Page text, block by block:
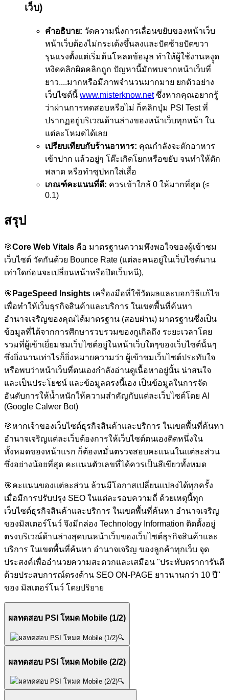
เว็บ)
คำอธิบาย: วัดความนิ่งการเลื่อนขยับของหน้าเว็บ
หน้าเว็บต้องไม่กระเด้งขึ้นลงและปัดซ้ายปัดขวา
รุนแรงตั้งแต่เริ่มต้นโหลดข้อมูล ทำให้ผู้ใช้งานหงุุด
หงิดคลิกผิดคลิกถูก ปัญหานี้มักพบจากหน้าเว็บที่
ยาว....มากหรือมีภาพจำนวนมากมาย ยกตัวอย่าง
เว็บไซต์นี้ www.misterknow.netซึ่งหากคุณอยากรู้
ว่าผ่านการทดสอบหรือไม่ ก็คลิกปุ่ม PSI Test ที่
ปรากฏอยู่บริเวณด้านล่างของหน้าเว็บทุกหน้า ใน
แต่ละโหมดได้เลย
เปรียบเทียบกับร้านอาหาร: คุณกำลังจะตักอาหาร
เข้าปาก แล้วอยู่ๆ โต๊ะเกิดโยกหรือขยับ จนทำให้ตัก
พลาด หรือทำซุปหกใส่เสื้อ
เกณฑ์คะแนนที่ดี: ควรเข้าใกล้ 0 ให้มากที่สุด (≤
0.1)
สรุป
🎯Core Web Vitals คือ มาตรฐานความพึงพอใจของผู้เข้าชม
เว็บไซต์ วัดกันด้วย Bounce Rate (แต่ละคนอยู่ในเว็บไซต์นาน
เท่าใดก่อนจะเปลี่ยนหน้าหรือปิดเว็บหนี),
🎯 PageSpeed Insights เครื่องมือที่ใช้วัดผลและบอกวิธีแก้ไข
เพื่อทำให้เว็บธุรกิจสินค้าและบริการ ในเขตพื้นที่ค้นหา
อำนาจเจริญของคุณได้มาตรฐาน (สอบผ่าน) มาตรฐานซึ่งเป็น
ข้อมูลที่ได้จากการศึกษารวบรวมของกูเกิลถึง ระยะเวลาโดย
รวมที่ผู้เข้าเยี่ยมชมเว็บไซต์อยู่ในหน้าเว็บใดๆของเว็บไซต์นั้นๆ
ซึ่งยิ่งนานเท่าไรก็ยิ่งหมายความว่า ผู้เข้าชมเว็บไซต์ประทับใจ
หรือพบว่าหน้าเว็บที่ตนเองกำลังอ่านดูเนื้อหาอยู่นั้น น่าสนใจ
และเป็นประโยชน์ และข้อมูลตรงนี้เอง เป็นข้อมูลในการจัด
อันดับการให้น้ำหนักให้ความสำคัญกับแต่ละเว็บไซต์โดย AI
(Google Calwer Bot)
🎯หากเจ้าของเว็บไซต์ธุรกิจสินค้าและบริการ ในเขตพื้นที่ค้นหา
อำนาจเจริญแต่ละเว็บต้องการให้เว็บไซต์ตนเองติดหนึ่งใน
ทั้งหมดของหน้าแรก ก็ต้องหมั่นตรวจสอบคะแนนในแต่ละส่วน
ซึ่งอย่างน้อยที่สุด คะแนนตัวเลขที่ได้ควรเป็นสีเขียวทั้งหมด
🎯คะแนนของแต่ละส่วน ล้วนมีโอกาสเปลี่ยนแปลงได้ทุกครั้ง
เมื่อมีการปรับปรุง SEO ในแต่ละรอบความถี่ ด้วยเหตุนี้ทุก
เว็บไซต์ธุรกิจสินค้าและบริการ ในเขตพื้นที่ค้นหา อำนาจเจริญ
ของมิสเตอร์โนว์ จึงมีกล่อง Technology Information ติดตั้งอยู่
ตรงบริเวณ์ด้านล่างสุดบนหน้าเว็บของเว็บไซต์ธุรกิจสินค้าและ
บริการ ในเขตพื้นที่ค้นหา อำนาจเจริญ ของลูกค้าทุกเว็บ จุด
ประสงค์เพื่ออำนวยความสะดวกและเสมือน "ประทับตราการันตี
ด้วยประสบการณ์ตรงด้าน SEO ON-PAGE ยาวนานกว่า 10 ปี"
ของ มิสเตอร์โนว์ โดยปริยาย
ผลทดสอบ PSI โหมด Mobile (1/2)
🔍
ผลทดสอบ PSI โหมด Mobile (2/2)
🔍